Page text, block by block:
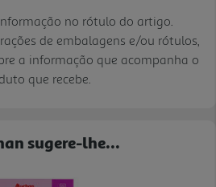
no rótulo do artigo.
de embalagens e/ou rótulos,
a informação que acompanha o
que recebe.
sugere-lhe...